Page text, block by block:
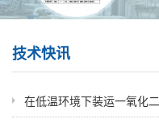
技术快讯
在低温环境下装运一氧化